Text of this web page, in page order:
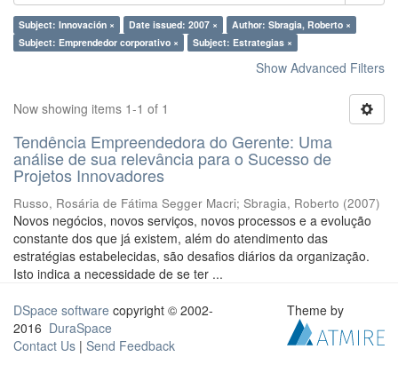
Subject: Innovación × Date issued: 2007 ×
Author: Sbragia, Roberto ×
Subject: Emprendedor corporativo ×
Subject: Estrategias ×
Show Advanced Filters
Now showing items 1-1 of 1
Tendência Empreendedora do Gerente: Uma
análise de sua relevância para o Sucesso de
Projetos Innovadores
Russo, Rosária de Fátima Segger Macri; Sbragia, Roberto (2007)
Novos negócios, novos serviços, novos processos e a evolução
constante dos que já existem, além do atendimento das
estratégias estabelecidas, são desafios diários da organização.
Isto indica a necessidade de se ter ...
DSpace software copyright © 2002-
2016 DuraSpace
Contact Us | Send Feedback
Theme by